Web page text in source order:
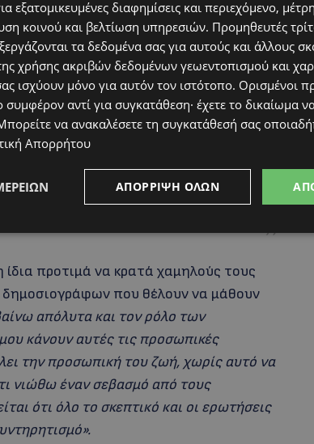
Πρέπει να έχεις προτεραιότητα τα
παρατήσεις τον εαυτό σου. Η
για να έχεις δύναμη να δώσεις και στο
και θα υπάρξουν πολλές στιγμές
εμπειρία είναι πως βοηθάει πολύ να
να κάνεις στην άκρη και να παρατήσεις
προτιμά να κρατά χαμηλούς τους
που θέλουν να μάθουν
απόλυτα και τον ρόλο των
κάνουν αυτές τις προσωπικές
την προσωπική του ζωή, χωρίς αυτό να
νιώθω έναν σεβασμό από τους
ότι όλο το σκεπτικό και οι ερωτήσεις
εξατομικευμένες διαφημίσεις και περιεχόμενο,
κοινού και βελτίωση υπηρεσιών. Προμηθευτές
τα δεδομένα σας για αυτούς και άλλους
χρήσης ακριβών δεδομένων γεωεντοπισμού και
ισχύουν μόνο για αυτόν τον ιστότοπο. Ορισμένοι
αντί για συγκατάθεση· έχετε το δικαίωμα να
να ανακαλέσετε τη συγκατάθεσή σας
Απορρήτου
ΑΠΌΡΡΙΨΗ ΌΛΩΝ